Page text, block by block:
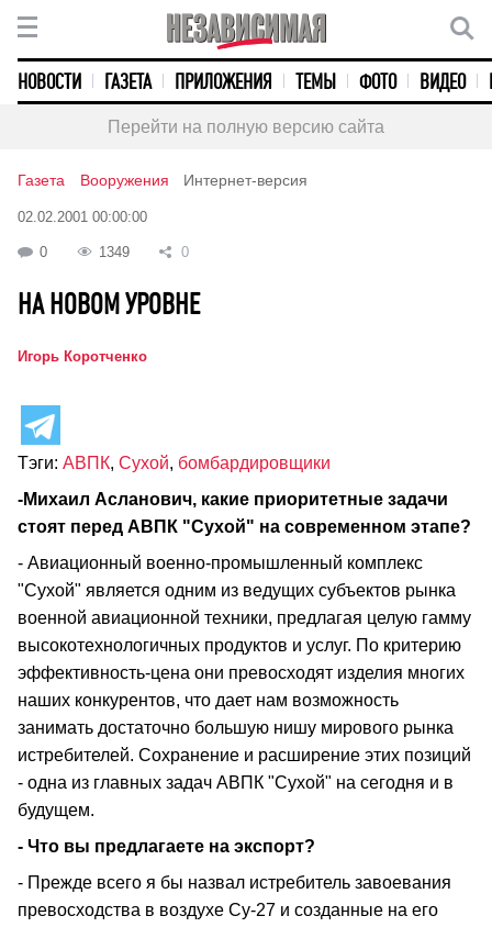
НОВОСТИ ГАЗЕТА ПРИЛОЖЕНИЯ ТЕМЫ ФОТО ВИДЕО
Перейти на полную версию сайта
Газета Вооружения Интернет-версия
02.02.2001 00:00:00
0 1349 0
НА НОВОМ УРОВНЕ
Игорь Коротченко
Тэги: АВПК, Сухой, бомбардировщики
-Михаил Асланович, какие приоритетные задачи
стоят перед АВПК "Сухой" на современном этапе?
- Авиационный военно-промышленный комплекс
"Сухой" является одним из ведущих субъектов рынка
военной авиационной техники, предлагая целую гамму
высокотехнологичных продуктов и услуг. По критерию
эффективность-цена они превосходят изделия многих
наших конкурентов, что дает нам возможность
занимать достаточно большую нишу мирового рынка
истребителей. Сохранение и расширение этих позиций
- одна из главных задач АВПК "Сухой" на сегодня и в
будущем.
- Что вы предлагаете на экспорт?
- Прежде всего я бы назвал истребитель завоевания
превосходства в воздухе Су-27 и созданные на его